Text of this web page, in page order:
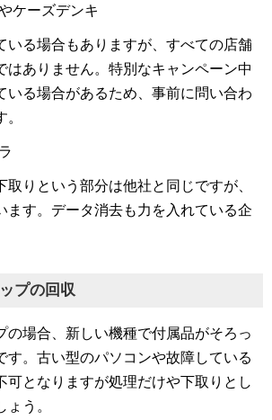
ケーズデンキ
いる場合もありますが、すべての店舗
はありません。特別なキャンペーン中
いる場合があるため、事前に問い合わ
取りという部分は他社と同じですが、
ます。データ消去も力を入れている企
プの回収
の場合、新しい機種で付属品がそろっ
す。古い型のパソコンや故障している
可となりますが処理だけや下取りとし
う。